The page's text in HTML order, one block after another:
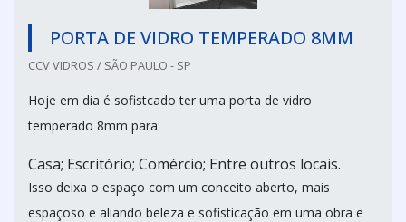
PORTA DE VIDRO TEMPERADO 8MM
CCV VIDROS / SÃO PAULO - SP
Hoje em dia é sofistcado ter uma porta de vidro
temperado 8mm para:
Casa; Escritório; Comércio; Entre outros locais.
Isso deixa o espaço com um conceito aberto, mais
espaçoso e aliando beleza e sofisticação em uma obra e